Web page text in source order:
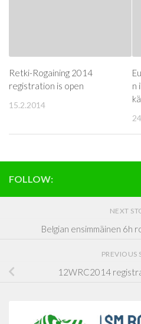
Retki-Rogaining 2014
registration is open
15.2.2014
n
FOLLOW:
NEXT
Belgian ensimmäinen 6h
PREVIOUS
12WRC2014